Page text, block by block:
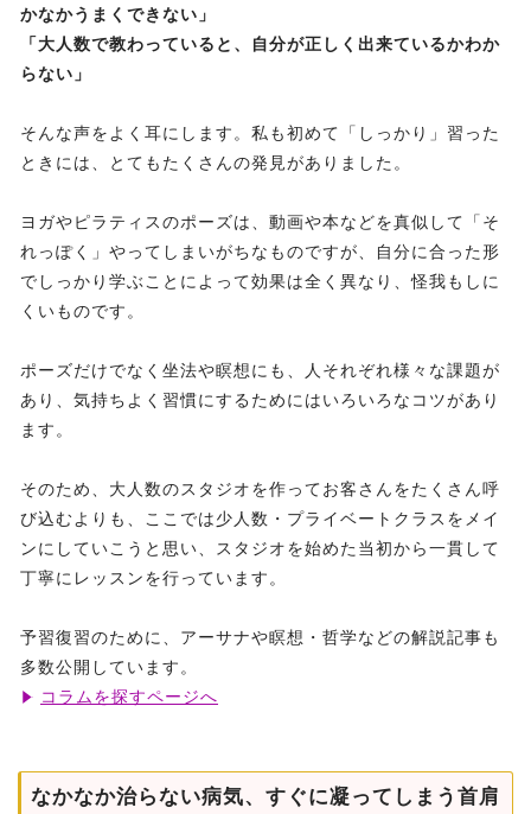
かなかうまくできない」
「大人数で教わっていると、自分が正しく出来ているかわか
らない」
そんな声をよく耳にします。私も初めて「しっかり」習った
ときには、とてもたくさんの発見がありました。
ヨガやピラティスのポーズは、動画や本などを真似して「そ
れっぽく」やってしまいがちなものですが、自分に合った形
でしっかり学ぶことによって効果は全く異なり、怪我もしに
くいものです。
ポーズだけでなく坐法や瞑想にも、人それぞれ様々な課題が
あり、気持ちよく習慣にするためにはいろいろなコツがあり
ます。
そのため、大人数のスタジオを作ってお客さんをたくさん呼
び込むよりも、ここでは少人数・プライベートクラスをメイ
ンにしていこうと思い、スタジオを始めた当初から一貫して
丁寧にレッスンを行っています。
予習復習のために、アーサナや瞑想・哲学などの解説記事も
多数公開しています。
コラムを探すページへ
なかなか治らない病気、すぐに凝ってしまう首肩